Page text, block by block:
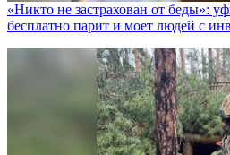
«Никто не заcтрахован от беды»:
бесплатно парит и моет людей с